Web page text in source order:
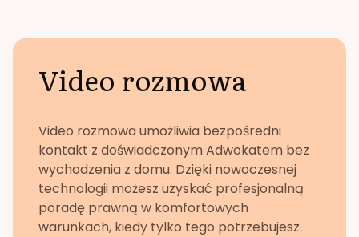
Video rozmowa
Video rozmowa umożliwia bezpośredni
kontakt z doświadczonym Adwokatem bez
wychodzenia z domu. Dzięki nowoczesnej
technologii możesz uzyskać profesjonalną
poradę prawną w komfortowych
warunkach, kiedy tylko tego potrzebujesz.